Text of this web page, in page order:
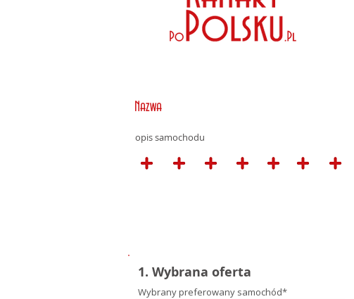
Nazwa
opis samochodu
1. Wybrana oferta
Wybrany preferowany samochód*